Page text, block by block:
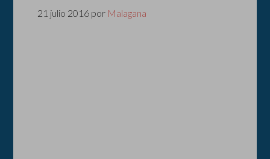
21 julio 2016 por Malagana